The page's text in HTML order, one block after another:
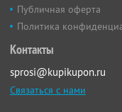
Публичная оферта
Политика
Контакты
sprosi@kupikupon.ru
Связаться с нами